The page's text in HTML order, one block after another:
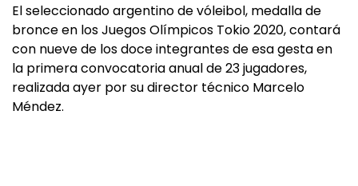
El seleccionado argentino de vóleibol, medalla de
bronce en los Juegos Olímpicos Tokio 2020, contará
con nueve de los doce integrantes de esa gesta en
la primera convocatoria anual de 23 jugadores,
realizada ayer por su director técnico Marcelo
Méndez.